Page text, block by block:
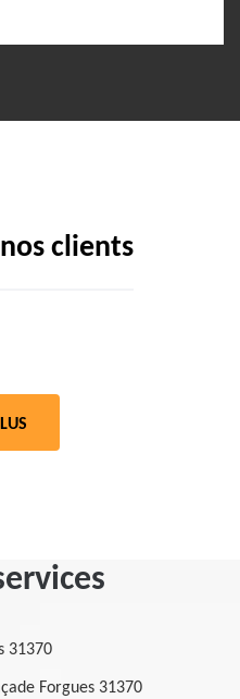
clients
31370
Forgues 31370